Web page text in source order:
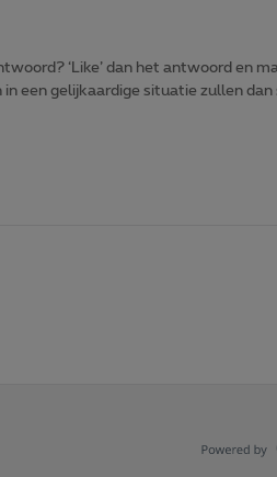
‘Like’ dan het antwoord en
een gelijkaardige situatie zullen